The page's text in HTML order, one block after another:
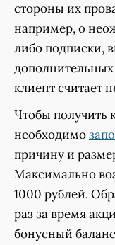
стороны их
например, о
либо подписки,
клиент считает
Чтобы получить
необходимо
причину и
Максимально
1000 рублей.
раз за время
бонусный